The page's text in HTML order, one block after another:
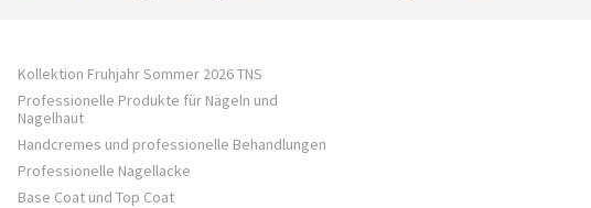
Kollektion Fruhjahr Sommer 2026 TNS
Professionelle Produkte für Nägeln und
Nagelhaut
Handcremes und professionelle Behandlungen
Professionelle Nagellacke
Base Coat und Top Coat